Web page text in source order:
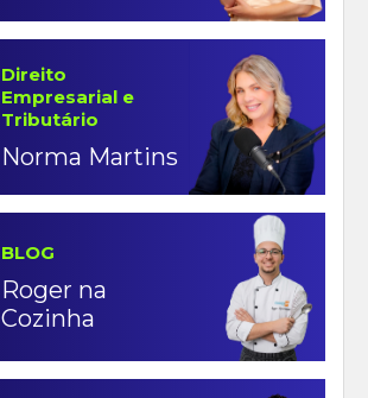
Direito
Empresarial e
Tributário
Norma Martins
BLOG
Roger na
Cozinha